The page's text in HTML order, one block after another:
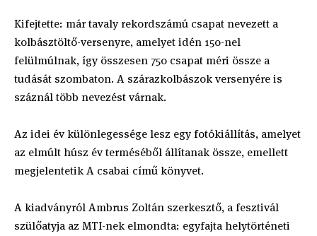
Kifejtette: már tavaly rekordszámú csapat nevezett a
kolbásztöltő-versenyre, amelyet idén 150-nel
felülmúlnak, így összesen 750 csapat méri össze a
tudását szombaton. A szárazkolbászok versenyére is
száznál több nevezést várnak.
Az idei év különlegessége lesz egy fotókiállítás, amelyet
az elmúlt húsz év terméséből állítanak össze, emellett
megjelentetik A csabai című könyvet.
A kiadványról Ambrus Zoltán szerkesztő, a fesztivál
szülőatyja az MTI-nek elmondta: egyfajta helytörténeti